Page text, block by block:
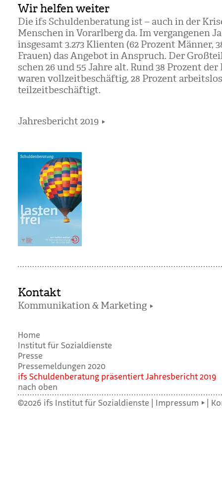
Wir helfen weiter
Die ifs Schul­den­be­ra­tung ist – auch in der
Men­schen in Vor­arl­berg da. Im ver­gan­ge­nen
ins­ge­samt 3.273 Kli­en­ten (62 Pro­zent Män­ner,
Frauen) das Ange­bot in Anspruch. Der
schen 26 und 55 Jahre alt. Rund 38 Pro­zent
waren voll­zeit­be­schäf­tig, 28 Pro­zent
teil­zeit­be­schäf­tigt.
Jahresbericht 2019
Kontakt
Kommunikation & Marketing
Home
Institut für Sozialdienste
Presse
Pressemeldungen 2020
ifs Schul­den­be­ra­tung prä­sen­tiert Jah­res­be­richt 2019
nach oben
©2026 ifs Institut für Sozialdienste | Impressum